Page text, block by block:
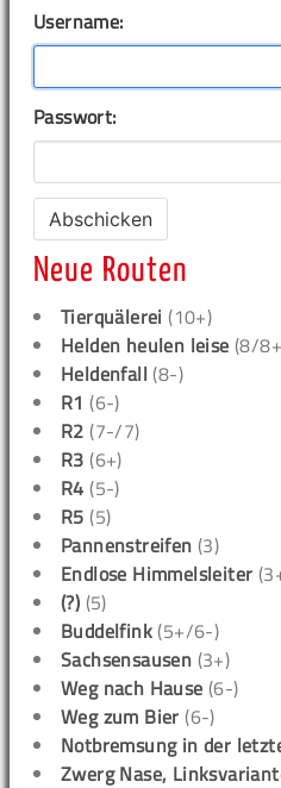
Username:
Passwort:
Neue Routen
Tierquälerei (10+)
Helden heulen leise (8/
Heldenfall (8-)
R1 (6-)
R2 (7-/7)
R3 (6+)
R4 (5-)
R5 (5)
Pannenstreifen (3)
Endlose Himmelsleiter
(?) (5)
Buddelfink (5+/6-)
Sachsensausen (3+)
Weg nach Hause (6-)
Weg zum Bier (6-)
Notbremsung in der
Zwerg Nase,